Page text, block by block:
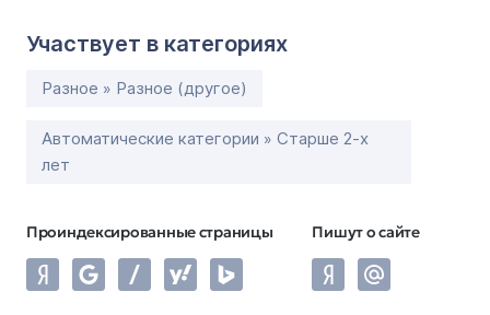
Участвует в категориях
Разное » Разное (другое)
Автоматические категории » Старше 2-х
лет
Проиндексированные страницы Пишут о сайте